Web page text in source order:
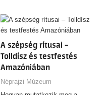
mentálhigiénés szakember
(bujakigabi.hu)
A szépség rítusai –
Tolldísz és testfestés
Amazóniában
Néprajzi Múzeum